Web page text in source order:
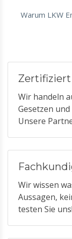
Warum LKW
Zertifiziert
Wir handeln
Gesetzen
Unsere
Wir wissen
Aussagen,
testen Sie uns!